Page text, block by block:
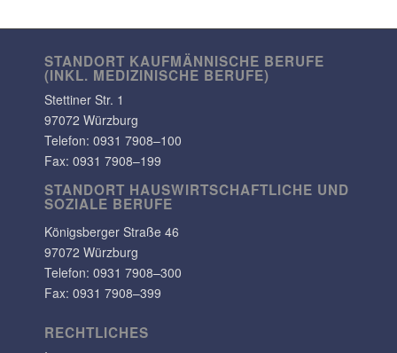
STANDORT KAUF­MÄN­NI­SCHE BERUFE
(INKL. MEDI­ZI­NI­SCHE BERUFE)
Stet­tiner Str. 1
97072 Würzburg
Telefon: 0931 7908–100
Fax: 0931 7908–199
STANDORT HAUS­WIRT­SCHAFT­LICHE UND
SOZIALE BERUFE
Königs­berger Straße 46
97072 Würzburg
Telefon: 0931 7908–300
Fax: 0931 7908–399
RECHT­LI­CHES